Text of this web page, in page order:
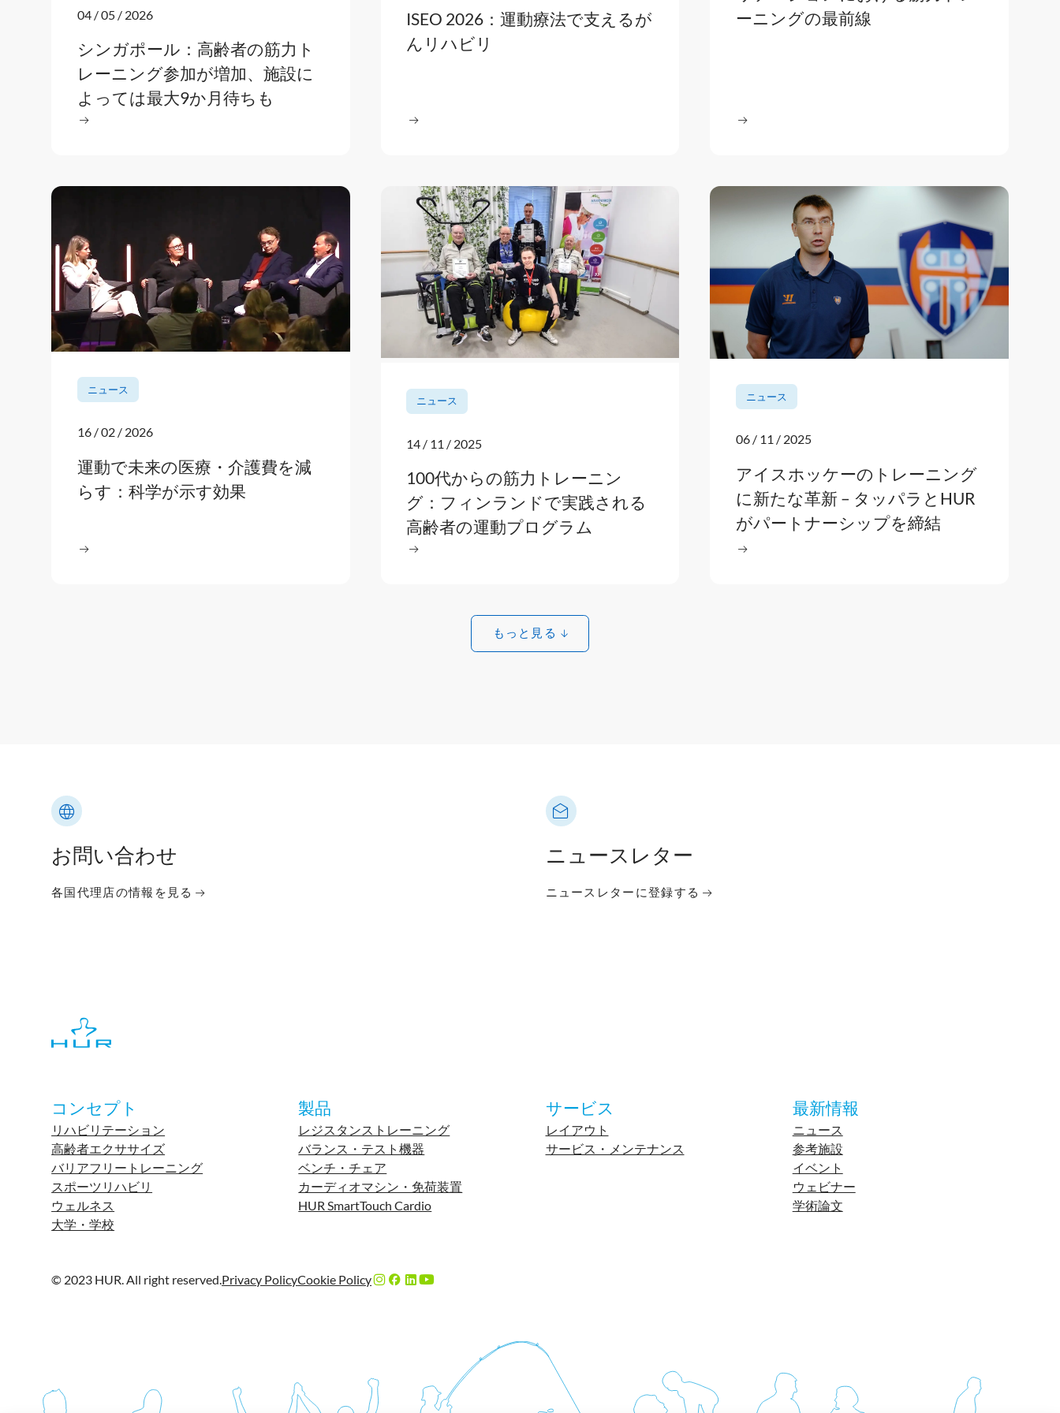
04 / 05 / 2026
シンガポール：高齢者の筋力ト
レーニング参加が増加、施設に
よっては最大9か月待ちも
: シンガポール：高齢者の筋力トレーニング参加が増加、施設によっては最大9か月待ちも
ISEO 2026：運動療法で支えるが
んリハビリ
ーニングの最前線
ニュース
16 / 02 / 2026
運動で未来の医療・介護費を減
らす：科学が示す効果
ニュース
14 / 11 / 2025
100代からの筋力トレーニン
グ：フィンランドで実践される
高齢者の運動プログラム
: 100代からの筋力トレーニング：フィンランドで実践される高齢者の運動プログラム
ニュース
06 / 11 / 2025
アイスホッケーのトレーニング
に新たな革新 – タッパラとHUR
がパートナーシップを締結
もっと見る
お問い合わせ
各国代理店の情報を見る
ニュースレター
ニュースレターに登録する
コンセプト
リハビリテーション
高齢者エクササイズ
バリアフリートレーニング
スポーツリハビリ
ウェルネス
大学・学校
製品
レジスタンストレーニング
バランス・テスト機器
ベンチ・チェア
カーディオマシン・免荷装置
HUR SmartTouch Cardio
サービス
レイアウト
サービス・メンテナンス
最新情報
ニュース
参考施設
イベント
ウェビナー
学術論文
© 2023 HUR. All right reserved.Privacy PolicyCookie Policy